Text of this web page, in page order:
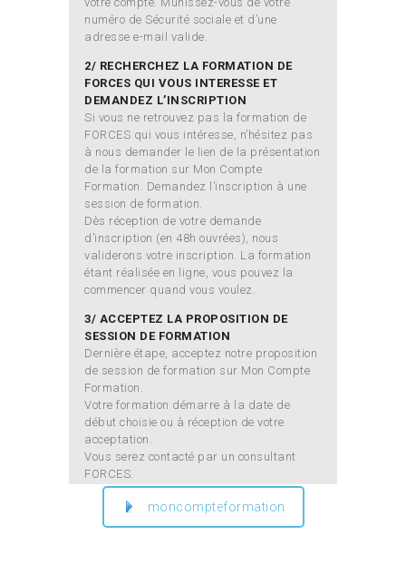
numéro de Sécurité sociale et d’une
adresse e-mail valide.
2/ RECHERCHEZ LA FORMATION DE
FORCES QUI VOUS INTERESSE ET
DEMANDEZ L’INSCRIPTION
Si vous ne retrouvez pas la formation de
FORCES qui vous intéresse, n’hésitez pas
à nous demander le lien de la présentation
de la formation sur Mon Compte
Formation. Demandez l’inscription à une
session de formation.
Dès réception de votre demande
d’inscription (en 48h ouvrées), nous
validerons votre inscription. La formation
étant réalisée en ligne, vous pouvez la
commencer quand vous voulez.
3/ ACCEPTEZ LA PROPOSITION DE
SESSION DE FORMATION
Dernière étape, acceptez notre proposition
de session de formation sur Mon Compte
Formation.
Votre formation démarre à la date de
début choisie ou à réception de votre
acceptation.
Vous serez contacté par un consultant
FORCES.
moncompteformation